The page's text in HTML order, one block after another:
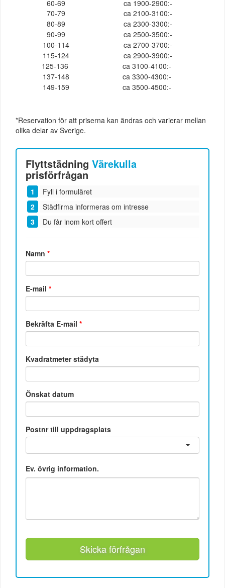
60-69
ca 1900-2900:-
70-79
ca 2100-3100:-
80-89
ca 2300-3300:-
90-99
ca 2500-3500:-
100-114
ca 2700-3700:-
115-124
ca 2900-3900:-
125-136
ca 3100-4100:-
137-148
ca 3300-4300:-
149-159
ca 3500-4500:-
*Reservation för att priserna kan ändras och varierar mellan
olika delar av Sverige.
FlyttstädningVärekulla
prisförfrågan
Fyll i formuläret
Städfirma informeras om intresse
Du får inom kort offert
Namn*
E-mail*
Bekräfta E-mail*
Kvadratmeter städyta
Önskat datum
Postnr till uppdragsplats
Ev. övrig information.
Skicka förfrågan